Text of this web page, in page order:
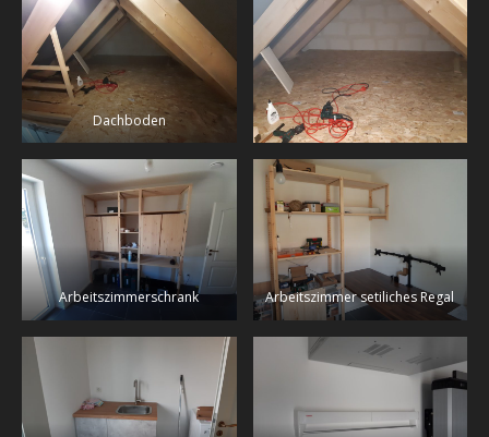
Dachboden
Arbeitszimmerschrank Arbeitszimmer setiliches Regal